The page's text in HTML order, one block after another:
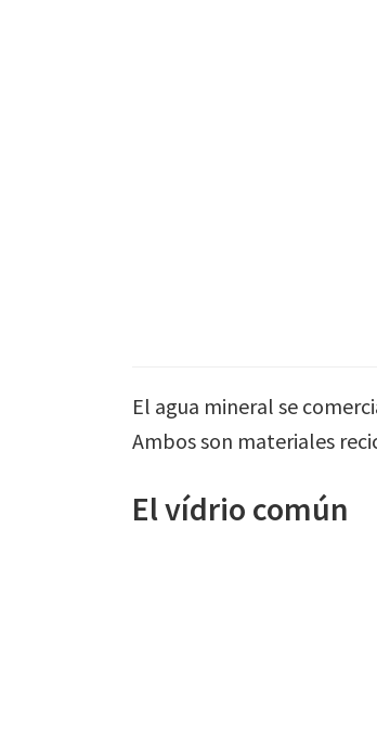
El agua mineral se
Ambos son materiales
El vídrio común